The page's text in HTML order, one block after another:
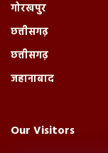
गोरखपुर
छत्तीसगढ़
छत्तीसगढ़
जहानाबाद
Our Visitors